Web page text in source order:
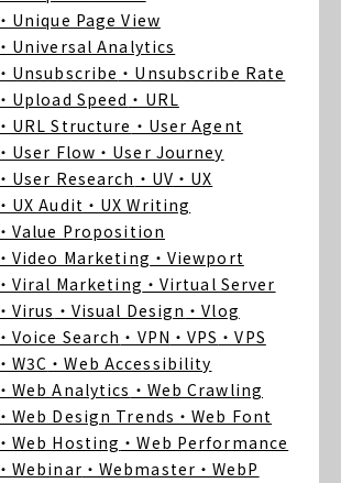
・Unique Page View
・Universal Analytics
・Unsubscribe ・Unsubscribe Rate
・Upload Speed ・URL
・URL Structure ・User Agent
・User Flow ・User Journey
・User Research ・UV ・UX
・UX Audit ・UX Writing
・Value Proposition
・Video Marketing ・Viewport
・Viral Marketing ・Virtual Server
・Virus ・Visual Design ・Vlog
・Voice Search ・VPN ・VPS ・VPS
・W3C ・Web Accessibility
・Web Analytics ・Web Crawling
・Web Design Trends ・Web Font
・Web Hosting ・Web Performance
・Webinar ・Webmaster ・WebP